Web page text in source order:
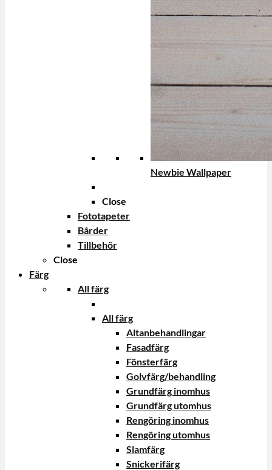
Newbie Wallpaper
Close
Fototapeter
Bårder
Tillbehör
Close
Färg
All färg
All färg
Altanbehandlingar
Fasadfärg
Fönsterfärg
Golvfärg/behandling
Grundfärg inomhus
Grundfärg utomhus
Rengöring inomhus
Rengöring utomhus
Slamfärg
Snickerifärg